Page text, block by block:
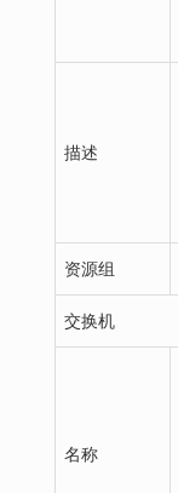
描述
资源组
交换机
名称